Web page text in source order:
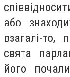
або
взагалі-то,
свята
його